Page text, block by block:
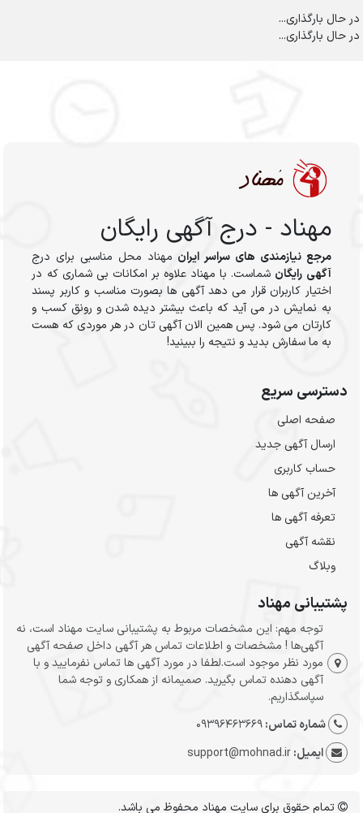
در حال بارگذاری...
در حال بارگذاری...
مهناد - درج آگهی رایگان
مرجع نیازمندی های سراسر ایران مهناد محل مناسبی برای درج
آگهی رایگان شماست. با مهناد علاوه بر امکانات بی شماری که در
اختیار کاربران قرار می دهد آگهی ها بصورت مناسب و کاربر پسند
به نمایش در می آید که باعث بیشتر دیده شدن و رونق کسب و
کارتان می شود. پس همین الان آگهی تان در هر موردی که هست
به ما سفارش بدید و نتیجه را ببینید!
دسترسی سریع
صفحه اصلی
ارسال‌ آگهی جدید
حساب کاربری
آخرین آگهی ها
تعرفه آگهی ها
نقشه آگهی
وبلاگ
پشتیبانی مهناد
توجه مهم: این مشخصات مربوط به پشتیبانی سایت مهناد است، نه
آگهی‌ها ! مشخصات و اطلاعات تماس هر آگهی داخل صفحه آگهی
مورد نظر موجود است.لطفا در مورد آگهی ها تماس نفرمایید و با
آگهی دهنده تماس بگیرید. صمیمانه از همکاری و توجه شما
سپاسگذاریم.
شماره تماس:09396463669
ایمیل:support@mohnad.ir
تمام حقوق برای سایت مهناد محفوظ می باشد.